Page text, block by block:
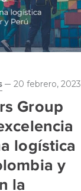
20 febrero, 2023
Group
logística
y
la